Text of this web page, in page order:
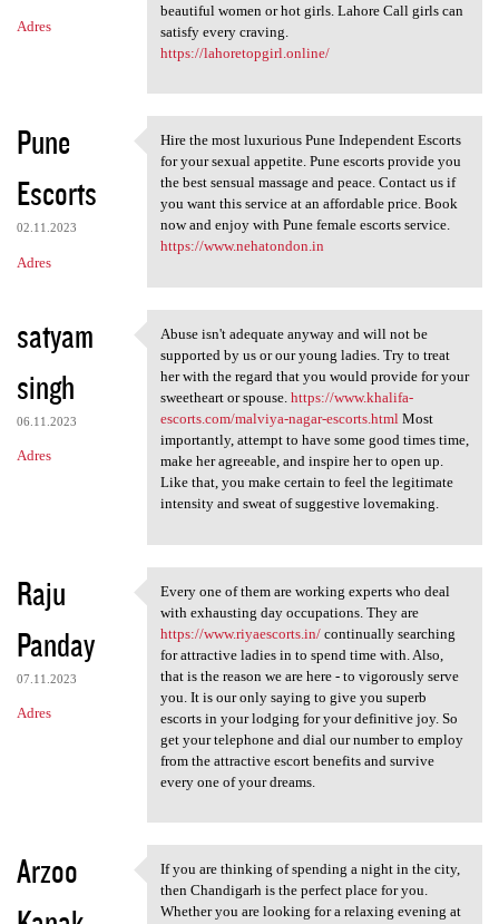
Adres
beautiful women or hot girls. Lahore Call girls can
satisfy every craving.
https://lahoretopgirl.online/
Pune
Escorts
02.11.2023
Adres
Hire the most luxurious Pune
Hire the most luxurious Pune Independent Escorts
for your sexual appetite. Pune escorts provide you
the best sensual massage and peace. Contact us if
you want this service at an affordable price. Book
now and enjoy with Pune female escorts service.
https://www.nehatondon.in
satyam
singh
06.11.2023
Adres
Abuse isn't adequate anyway
Abuse isn't adequate anyway and will not be
supported by us or our young ladies. Try to treat
her with the regard that you would provide for your
sweetheart or spouse. https://www.khalifa-
escorts.com/malviya-nagar-escorts.htmlMost
importantly, attempt to have some good times time,
make her agreeable, and inspire her to open up.
Like that, you make certain to feel the legitimate
intensity and sweat of suggestive lovemaking.
Raju
Panday
07.11.2023
Adres
Every one of them are working
Every one of them are working experts who deal
with exhausting day occupations. They are
https://www.riyaescorts.in/continually searching
for attractive ladies in to spend time with. Also,
that is the reason we are here - to vigorously serve
you. It is our only saying to give you superb
escorts in your lodging for your definitive joy. So
get your telephone and dial our number to employ
from the attractive escort benefits and survive
every one of your dreams.
Arzoo
If you are thinking of
If you are thinking of spending a night in the city,
then Chandigarh is the perfect place for you.
Whether you are looking for a relaxing evening at